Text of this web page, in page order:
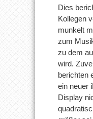
Dies
Kollegen
munkelt
zum
zu dem
wird.
berichten
ein neuer
Display